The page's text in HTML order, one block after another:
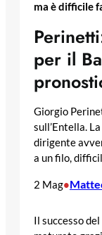
ma è difficile
per il
Giorgio
sull’Entella.
dirigente
a un filo,
2 Mag•
Il successo